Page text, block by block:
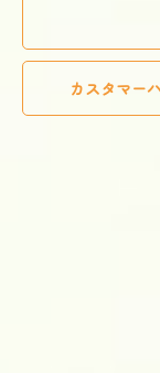
カスタマー